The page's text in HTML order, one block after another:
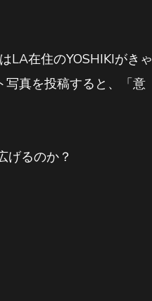
LA在住のYOSHIKIがきゃ
写真を投稿すると、「意
げるのか？